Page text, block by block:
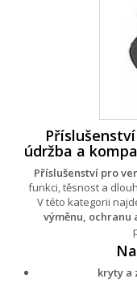
údržba a
Příslušenství pro
funkci, těsnost a
V této kategorii
výměnu, ochranu
kryty a